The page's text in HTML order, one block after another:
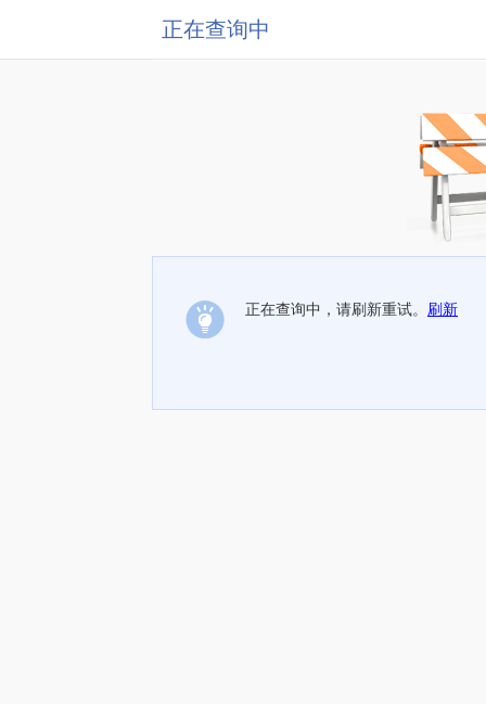
正在查询中
正在查询中，请刷新重试。 刷新